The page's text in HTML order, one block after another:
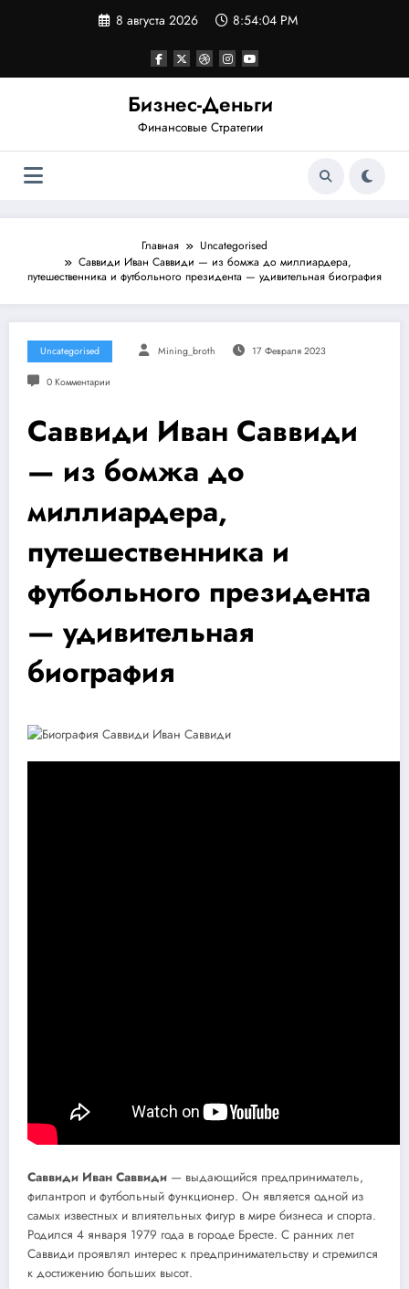
8 августа 2026 8:54:04 PM
Бизнес-Деньги
Финансовые Стратегии
Главная
Uncategorised
Саввиди Иван Саввиди — из бомжа до миллиардера,
путешественника и футбольного президента — удивительная биография
Uncategorised Mining_broth 17 Февраля 2023
0 Комментарии
Саввиди Иван Саввиди
— из бомжа до
миллиардера,
путешественника и
футбольного президента
— удивительная
биография
Саввиди Иван Саввиди — выдающийся предприниматель,
филантроп и футбольный функционер. Он является одной из
самых известных и влиятельных фигур в мире бизнеса и спорта.
Родился 4 января 1979 года в городе Бресте. С ранних лет
Саввиди проявлял интерес к предпринимательству и стремился
к достижению больших высот.